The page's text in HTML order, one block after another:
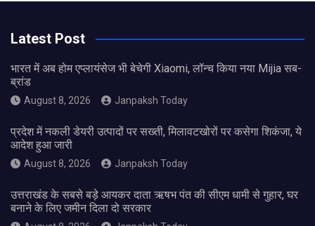
Latest Post
भारत में अब होम एप्लायंसेज भी बेचेगी Xiaomi, लॉन्च किया नया Mijia सब-
ब्रांड
August 8, 2026 Janpaksh Today
प्रदेश में नकली डेयरी उत्पादों पर सख्ती, मिलावटखोरों पर कसेगा शिकंजा, ये
आदेश हुआ जारी
August 8, 2026 Janpaksh Today
उत्तराखंड के सबसे बड़े आयकर दाता ऋषभ पंत की सीएम धामी से गुहार, घर
बनाने के लिए जमीन दिला दो सरकार